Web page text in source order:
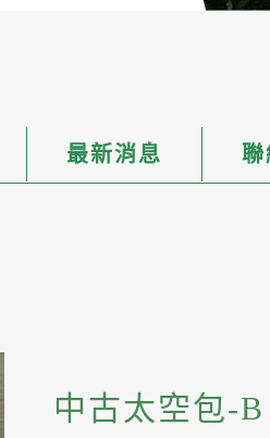
最新消息 聯
中古太空包-